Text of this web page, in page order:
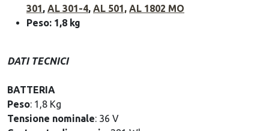
301, AL 301-4, AL 501, AL 1802 MO
Peso: 1,8 kg
DATI TECNICI
BATTERIA
Peso: 1,8 Kg
Tensione nominale: 36 V